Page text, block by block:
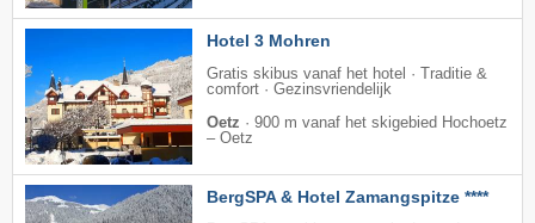
Hotel 3 Mohren
Gratis skibus vanaf het hotel · Traditie &
comfort · Gezinsvriendelijk
Oetz · 900 m vanaf het skigebied Hochoetz
– Oetz
BergSPA & Hotel Zamangspitze ****